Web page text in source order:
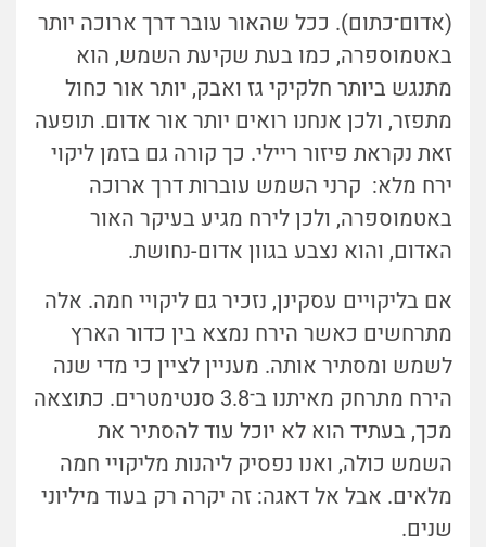
(אדום־כתום). ככל שהאור עובר דרך ארוכה יותר
באטמוספרה, כמו בעת שקיעת השמש, הוא
מתנגש ביותר חלקיקי גז ואבק, יותר אור כחול
מתפזר, ולכן אנחנו רואים יותר אור אדום. תופעה
זאת נקראת פיזור ריילי. כך קורה גם בזמן ליקוי
ירח מלא: קרני השמש עוברות דרך ארוכה
באטמוספרה, ולכן לירח מגיע בעיקר האור
האדום, והוא נצבע בגוון אדום-נחושת.
אם בליקויים עסקינן, נזכיר גם ליקויי חמה. אלה
מתרחשים כאשר הירח נמצא בין כדור הארץ
לשמש ומסתיר אותה. מעניין לציין כי מדי שנה
הירח מתרחק מאיתנו ב־3.8 סנטימטרים. כתוצאה
מכך, בעתיד הוא לא יוכל עוד להסתיר את
השמש כולה, ואנו נפסיק ליהנות מליקויי חמה
מלאים. אבל אל דאגה: זה יקרה רק בעוד מיליוני
שנים.